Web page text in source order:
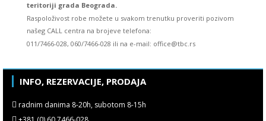
teritoriji grada Beograda.
Raspoloživost robe možete u svakom trenutku proveriti pozivom
našeg CALL centra na brojeve telefona:
011/7466-028, 060/7466-028 ili na e-mail: office@tbc.rs
INFO, REZERVACIJE, PRODAJA
radnim danima 8-20h, subotom 8-15h